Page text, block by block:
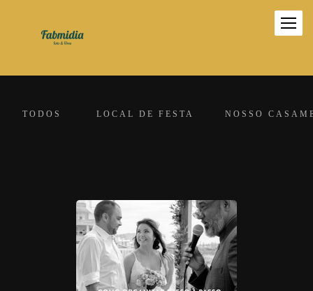
TODOS LOCAL DE FESTA NOSSO